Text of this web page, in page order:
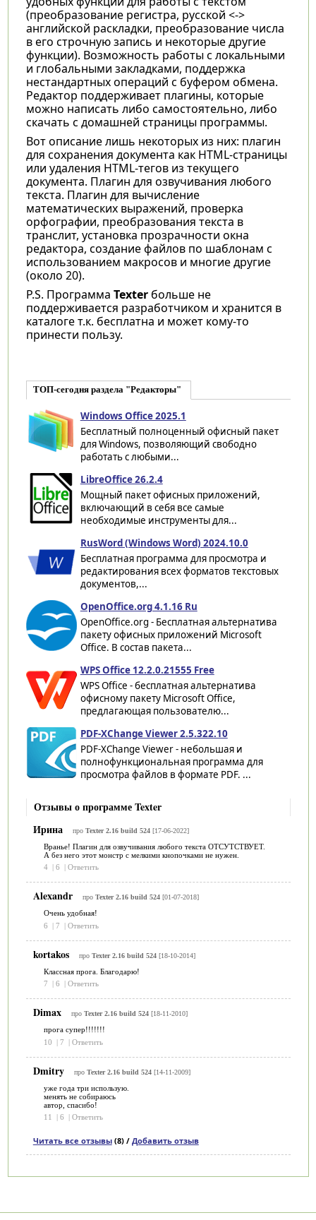
(преобразование регистра, русской <->
английской раскладки, преобразование числа
в его строчную запись и некоторые другие
функции). Возможность работы с локальными
и глобальными закладками, поддержка
нестандартных операций с буфером обмена.
Редактор поддерживает плагины, которые
можно написать либо самостоятельно, либо
скачать с домашней страницы программы.
Вот описание лишь некоторых из них: плагин
для сохранения документа как HTML-страницы
или удаления HTML-тегов из текущего
документа. Плагин для озвучивания любого
текста. Плагин для вычисление
математических выражений, проверка
орфографии, преобразования текста в
транслит, установка прозрачности окна
редактора, создание файлов по шаблонам с
использованием макросов и многие другие
(около 20).
P.S. Программа Texter больше не
поддерживается разработчиком и хранится в
каталоге т.к. бесплатна и может кому-то
принести пользу.
ТОП-сегодня раздела "Редакторы"
Windows Office 2025.1
Бесплатный полноценный офисный пакет
для Windows, позволяющий свободно
работать с любыми...
LibreOffice 26.2.4
Мощный пакет офисных приложений,
включающий в себя все самые
необходимые инструменты для...
RusWord (Windows Word) 2024.10.0
Бесплатная программа для просмотра и
редактирования всех форматов текстовых
документов,...
OpenOffice.org 4.1.16 Ru
OpenOffice.org - Бесплатная альтернатива
пакету офисных приложений Microsoft
Office. В состав пакета...
WPS Office 12.2.0.21555 Free
WPS Office - бесплатная альтернатива
офисному пакету Microsoft Office,
предлагающая пользователю...
PDF-XChange Viewer 2.5.322.10
PDF-XChange Viewer - небольшая и
полнофункциональная программа для
просмотра файлов в формате PDF. ...
Отзывы о программе Texter
Ирина
про Texter 2.16 build 524[17-06-2022]
Вранье! Плагин для озвучивания любого текста ОТСУТСТВУЕТ.
А без него этот монстр с мелкими кнопочками не нужен.
4
6 Ответить
Alexandr про Texter 2.16 build 524[01-07-2018]
Очень удобная!
6
| 7 | Ответить
kortakos про Texter 2.16 build 524[18-10-2014]
Классная прога. Благодарю!
7
6 Ответить
Dimax про Texter 2.16 build 524[18-11-2010]
прога супер!!!!!!!
10
| 7 | Ответить
Dmitry про Texter 2.16 build 524[14-11-2009]
уже года три использую.
менять не собираюсь
автор, спасибо!
11
6 Ответить
Читать все отзывы(8) / Добавить отзыв